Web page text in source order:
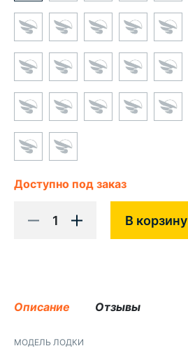
Доступно под заказ
1 В корзину
Описание Отзывы
МОДЕЛЬ ЛОДКИ